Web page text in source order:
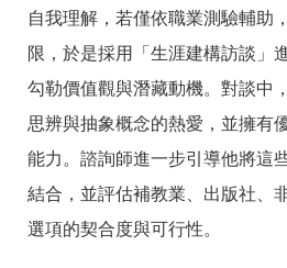
自我理解，若僅依職業測驗輔助
限，於是採用「生涯建構訪談」
勾勒價值觀與潛藏動機。對談中
思辨與抽象概念的熱愛，並擁有
能力。諮詢師進一步引導他將這
結合，並評估補教業、出版社、
選項的契合度與可行性。